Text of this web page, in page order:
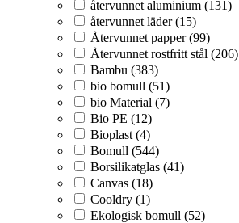
återvunnet aluminium (131)
återvunnet läder (15)
Återvunnet papper (99)
Återvunnet rostfritt stål (206)
Bambu (383)
bio bomull (51)
bio Material (7)
Bio PE (12)
Bioplast (4)
Bomull (544)
Borsilikatglas (41)
Canvas (18)
Cooldry (1)
Ekologisk bomull (52)